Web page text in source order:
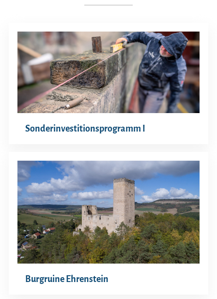
Sonderinvestitionsprogramm I
Burgruine Ehrenstein